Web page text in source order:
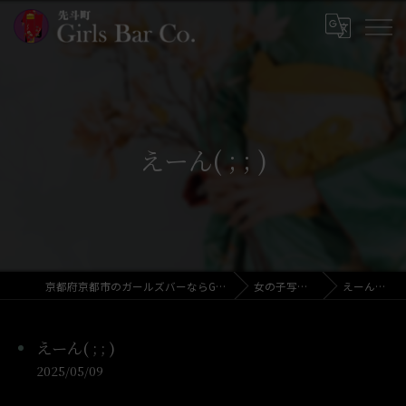
えーん( ; ; )
京都府京都市のガールズバーならGirls Bar Co. 女の子写メ日記 えーん( ; ; )
えーん( ; ; )
2025/05/09